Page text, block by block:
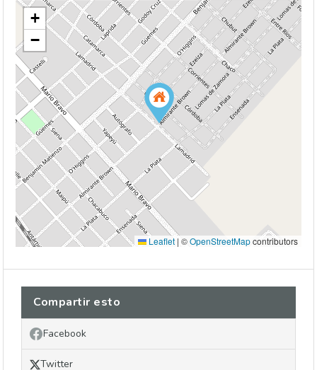
+
−
Leaflet | ©OpenStreetMapcontributors
Compartir esto
Facebook
Twitter